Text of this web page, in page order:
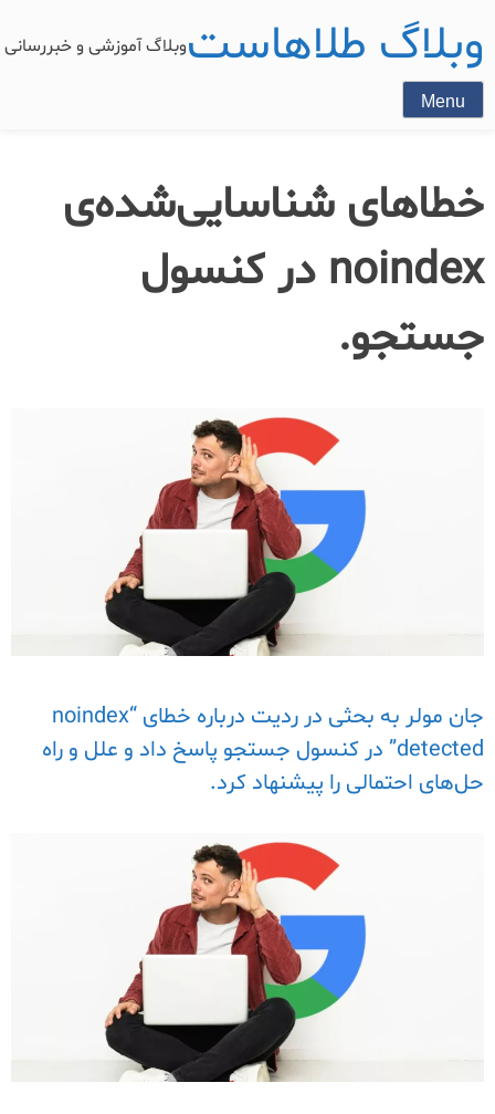
وبلاگ طلاهاستوبلاگ آموزشی و
Menu
خطاهای شناسایی‌شده‌ی
noindex در کنسول
جستجو.
جان مولر به بحثی در ردیت درباره خطای “noindex
detected” در کنسول جستجو پاسخ داد و علل و راه
حل‌های احتمالی را پیشنهاد کرد.